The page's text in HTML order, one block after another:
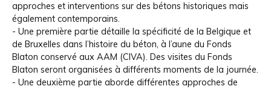
approches et interventions sur des bétons historiques mais
également contemporains.
- Une première partie détaille la spécificité de la Belgique et
de Bruxelles dans l’histoire du béton, à l’aune du Fonds
Blaton conservé aux AAM (CIVA). Des visites du Fonds
Blaton seront organisées à différents moments de la journée.
- Une deuxième partie aborde différentes approches de